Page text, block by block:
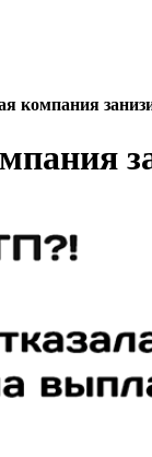
компания